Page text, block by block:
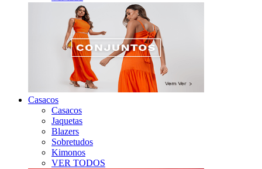
Casacos
Casacos
Jaquetas
Blazers
Sobretudos
Kimonos
VER TODOS